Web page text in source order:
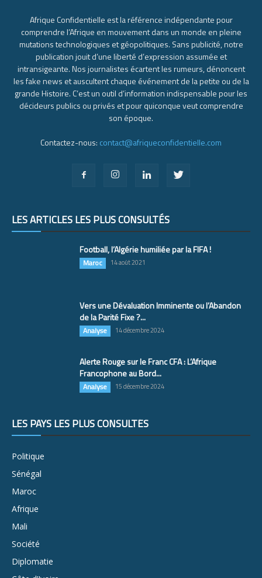
Afrique Confidentielle est la référence indépendante pour
comprendre l’Afrique en mouvement dans un monde en pleine
mutations technologiques et géopolitiques. Sans publicité, notre
publication jouit d’une liberté d’expression assumée et
intransigeante. Nos journalistes écartent les rumeurs, dénoncent
les fake news et auscultent chaque événement de la petite ou de la
grande Histoire. C’est un outil d’information indispensable pour les
décideurs publics ou privés et pour quiconque veut comprendre
son époque.
Contactez-nous: contact@afriqueconfidentielle.com
LES ARTICLES LES PLUS CONSULTÉS
Football, l’Algérie humiliée par la FIFA !
Maroc 14 août 2021
Vers une Dévaluation Imminente ou l’Abandon
de la Parité Fixe ?...
Analyse 14 décembre 2024
Alerte Rouge sur le Franc CFA : L’Afrique
Francophone au Bord...
Analyse 15 décembre 2024
LES PAYS LES PLUS CONSULTÉS
Politique
Sénégal
Maroc
Afrique
Mali
Société
Diplomatie